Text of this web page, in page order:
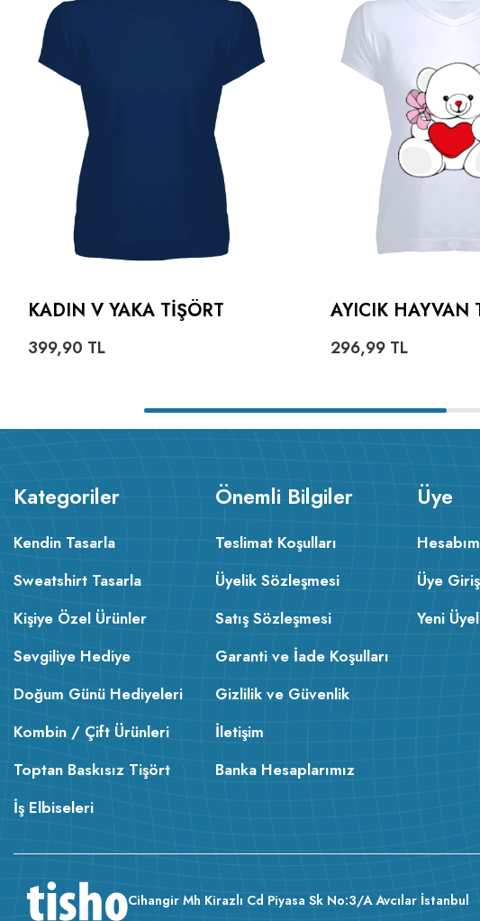
KADIN V YAKA TIŞÖRT
399,90 TL
AYICIK HAYVAN
296,99 TL
Kategoriler
Kendin Tasarla
Sweatshirt Tasarla
Kişiye Özel Ürünler
Sevgiliye Hediye
Doğum Günü Hediyeleri
Kombin / Çift Ürünleri
Toptan Baskısız Tişört
İş Elbiseleri
Önemli Bilgiler
Teslimat Koşulları
Üyelik Sözleşmesi
Satış Sözleşmesi
Garanti ve İade Koşulları
Gizlilik ve Güvenlik
İletişim
Banka Hesaplarımız
Üye
Hesabım
Üye
Yeni
Cihangir Mh Kirazlı Cd Piyasa Sk No:3/A Avcılar İstanbul